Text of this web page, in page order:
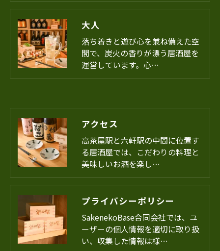
大人
落ち着きと遊び心を兼ね備えた空
間で、炭火の香りが漂う居酒屋を
運営しています。心…
アクセス
高茶屋駅と六軒駅の中間に位置す
る居酒屋では、こだわりの料理と
美味しいお酒を楽し…
プライバシーポリシー
SakenekoBase合同会社では、ユ
ーザーの個人情報を適切に取り扱
い、収集した情報は様…